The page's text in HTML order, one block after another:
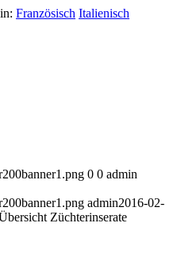
Französisch Italienisch
0 0 admin
admin2016-02-
Züchterinserate